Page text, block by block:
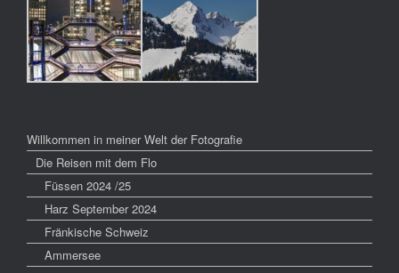
Willkommen in meiner Welt der Fotografie
Die Reisen mit dem Flo
Füssen 2024 /25
Harz September 2024
Fränkische Schweiz
Ammersee